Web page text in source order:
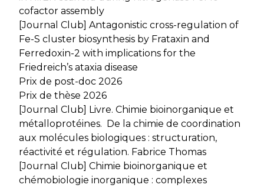
cofactor assembly
[Journal Club] Antagonistic cross-regulation of
Fe-S cluster biosynthesis by Frataxin and
Ferredoxin-2 with implications for the
Friedreich’s ataxia disease
Prix de post-doc 2026
Prix de thèse 2026
[Journal Club] Livre. Chimie bioinorganique et
métalloprotéines. De la chimie de coordination
aux molécules biologiques : structuration,
réactivité et régulation. Fabrice Thomas
[Journal Club] Chimie bioinorganique et
chémobiologie inorganique : complexes